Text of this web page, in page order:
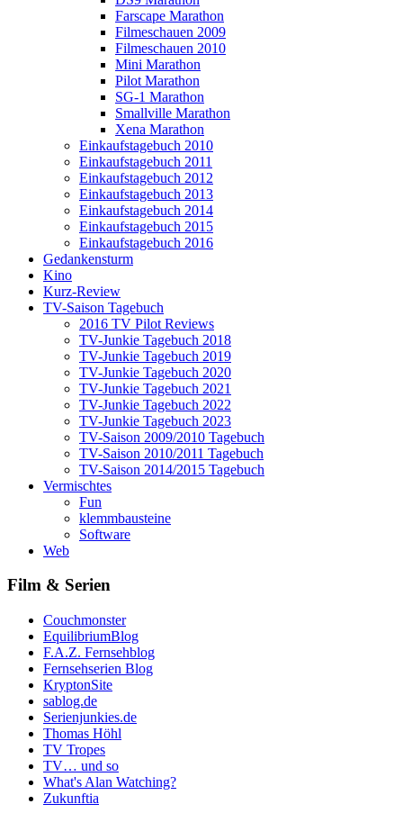
Farscape Marathon
Filmeschauen 2009
Filmeschauen 2010
Mini Marathon
Pilot Marathon
SG-1 Marathon
Smallville Marathon
Xena Marathon
Einkaufstagebuch 2010
Einkaufstagebuch 2011
Einkaufstagebuch 2012
Einkaufstagebuch 2013
Einkaufstagebuch 2014
Einkaufstagebuch 2015
Einkaufstagebuch 2016
Gedankensturm
Kino
Kurz-Review
TV-Saison Tagebuch
2016 TV Pilot Reviews
TV-Junkie Tagebuch 2018
TV-Junkie Tagebuch 2019
TV-Junkie Tagebuch 2020
TV-Junkie Tagebuch 2021
TV-Junkie Tagebuch 2022
TV-Junkie Tagebuch 2023
TV-Saison 2009/2010 Tagebuch
TV-Saison 2010/2011 Tagebuch
TV-Saison 2014/2015 Tagebuch
Vermischtes
Fun
klemmbausteine
Software
Web
Film & Serien
Couchmonster
EquilibriumBlog
F.A.Z. Fernsehblog
Fernsehserien Blog
KryptonSite
sablog.de
Serienjunkies.de
Thomas Höhl
TV Tropes
TV… und so
What's Alan Watching?
Zukunftia